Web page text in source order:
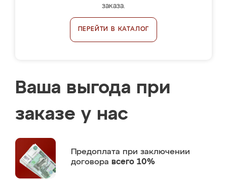
заказа.
ПЕРЕЙТИ В КАТАЛОГ
Ваша выгода при
заказе у нас
Предоплата при заключении
договора всего 10%